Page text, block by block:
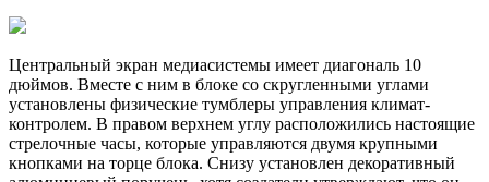
Центральный экран медиасистемы имеет диагональ 10
дюймов. Вместе с ним в блоке со скругленными углами
установлены физические тумблеры управления климат-
контролем. В правом верхнем углу расположились настоящие
стрелочные часы, которые управляются двумя крупными
кнопками на торце блока. Снизу установлен декоративный